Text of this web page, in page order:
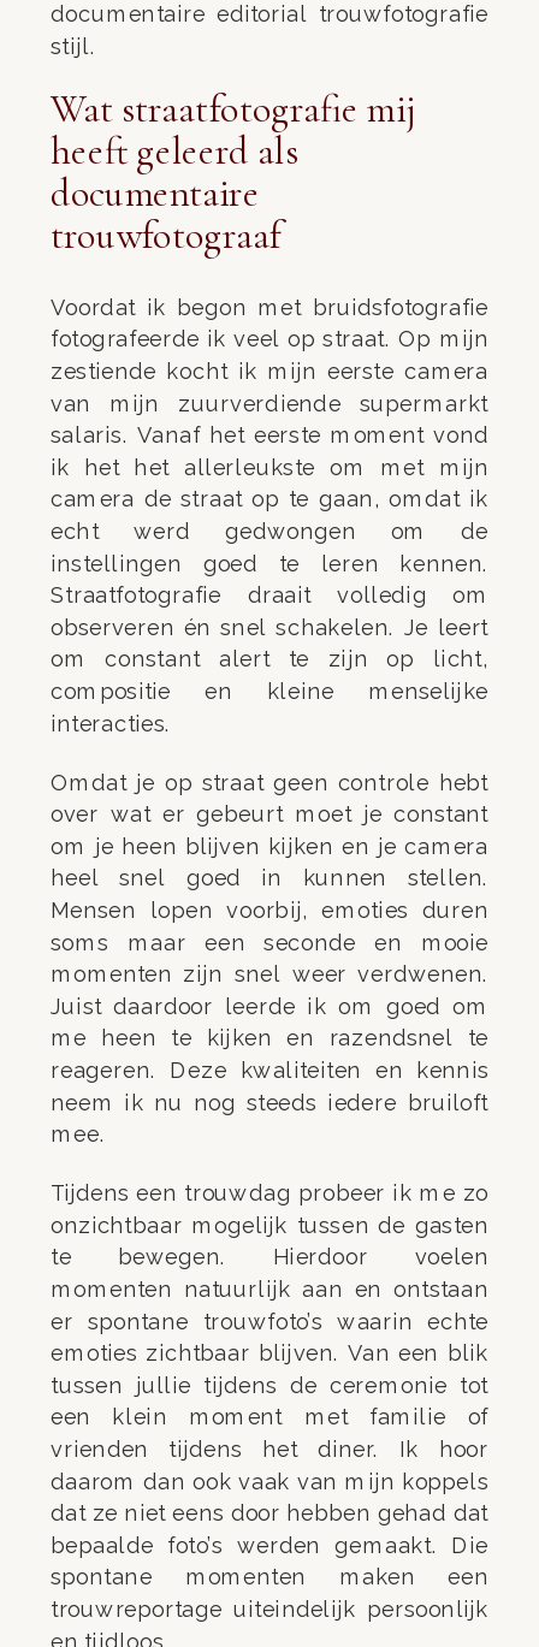
documentaire editorial trouwfotografie
stijl.
Wat straatfotografie mij
heeft geleerd als
documentaire
trouwfotograaf
Voordat ik begon met bruidsfotografie
fotografeerde ik veel op straat. Op mijn
zestiende kocht ik mijn eerste camera
van mijn zuurverdiende supermarkt
salaris. Vanaf het eerste moment vond
ik het het allerleukste om met mijn
camera de straat op te gaan, omdat ik
echt werd gedwongen om de
instellingen goed te leren kennen.
Straatfotografie draait volledig om
observeren én snel schakelen. Je leert
om constant alert te zijn op licht,
compositie en kleine menselijke
interacties.
Omdat je op straat geen controle hebt
over wat er gebeurt moet je constant
om je heen blijven kijken en je camera
heel snel goed in kunnen stellen.
Mensen lopen voorbij, emoties duren
soms maar een seconde en mooie
momenten zijn snel weer verdwenen.
Juist daardoor leerde ik om goed om
me heen te kijken en razendsnel te
reageren. Deze kwaliteiten en kennis
neem ik nu nog steeds iedere bruiloft
mee.
Tijdens een trouwdag probeer ik me zo
onzichtbaar mogelijk tussen de gasten
te bewegen. Hierdoor voelen
momenten natuurlijk aan en ontstaan
er spontane trouwfoto’s waarin echte
emoties zichtbaar blijven. Van een blik
tussen jullie tijdens de ceremonie tot
een klein moment met familie of
vrienden tijdens het diner. Ik hoor
daarom dan ook vaak van mijn koppels
dat ze niet eens door hebben gehad dat
bepaalde foto’s werden gemaakt. Die
spontane momenten maken een
trouwreportage uiteindelijk persoonlijk
en tijdloos.